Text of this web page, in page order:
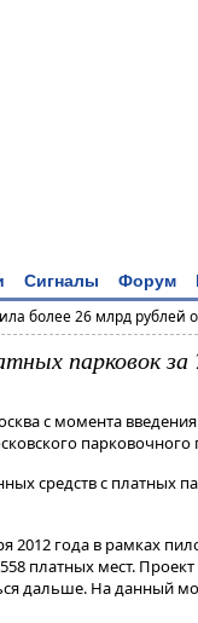
Сигналы Форум
более 26 млрд рублей
парковок за
с момента
парковочного
средств с платных
2012 года в рамках
платных мест.
дальше. На данный